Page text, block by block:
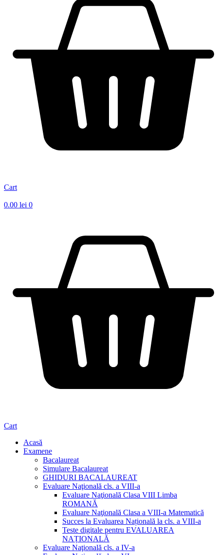
Cart
0.00 lei 0
Cart
Acasă
Examene
Bacalaureat
Simulare Bacalaureat
GHIDURI BACALAUREAT
Evaluare Naţională cls. a VIII-a
Evaluare Naţională Clasa VIII Limba
ROMANĂ
Evaluare Naţională Clasa a VIII-a Matematică
Succes la Evaluarea Națională la cls. a VIII-a
Teste digitale pentru EVALUAREA
NAȚIONALĂ
Evaluare Naţională cls. a IV-a